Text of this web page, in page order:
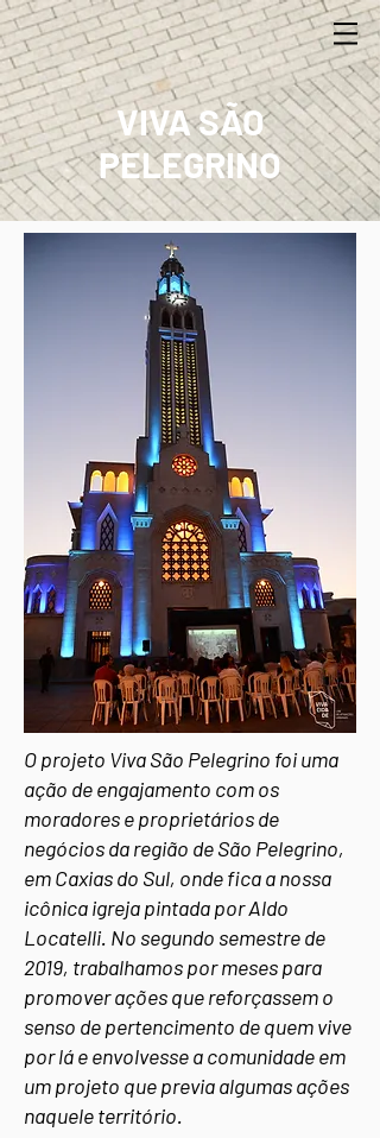
VIVA SÃO
PELEGRINO
O projeto Viva São Pelegrino foi uma
ação de engajamento com os
moradores e proprietários de
negócios da região de São Pelegrino,
em Caxias do Sul, onde fica a nossa
icônica igreja pintada por Aldo
Locatelli. No segundo semestre de
2019, trabalhamos por meses para
promover ações que reforçassem o
senso de pertencimento de quem vive
por lá e envolvesse a comunidade em
um projeto que previa algumas ações
naquele território.